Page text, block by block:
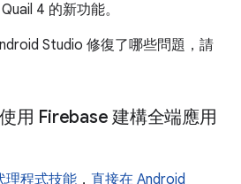
4 的新功能。
Studio 修復了哪些問題，請
用 Firebase 建構全端應用
理程式技能 ， 直接在 Android